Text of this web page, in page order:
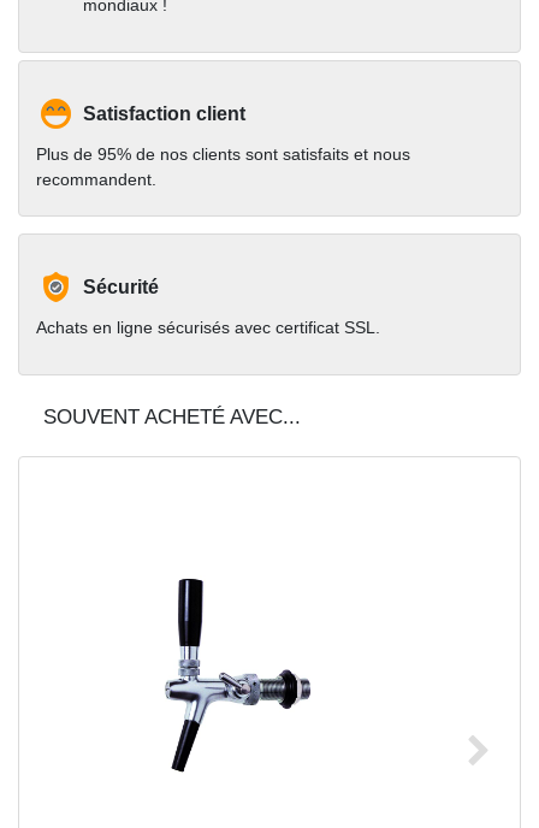
mondiaux !
Satisfaction client
Plus de 95% de nos clients sont satisfaits et nous
recommandent.
Sécurité
Achats en ligne sécurisés avec certificat SSL.
SOUVENT ACHETÉ AVEC...